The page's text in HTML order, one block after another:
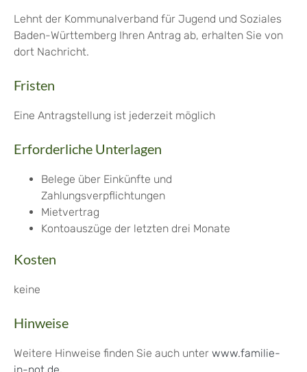
Lehnt der Kommunalverband für Jugend und Soziales
Baden-Württemberg Ihren Antrag ab, erhalten Sie von
dort Nachricht.
Fristen
Eine Antragstellung ist jederzeit möglich
Erforderliche Unterlagen
Belege über Einkünfte und
Zahlungsverpflichtungen
Mietvertrag
Kontoauszüge der letzten drei Monate
Kosten
keine
Hinweise
Weitere Hinweise finden Sie auch unter www.familie-